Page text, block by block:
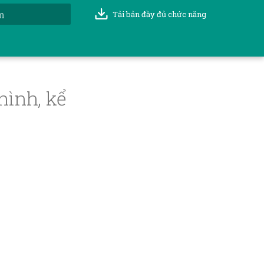
Tải bản đầy đủ chức năng
kể